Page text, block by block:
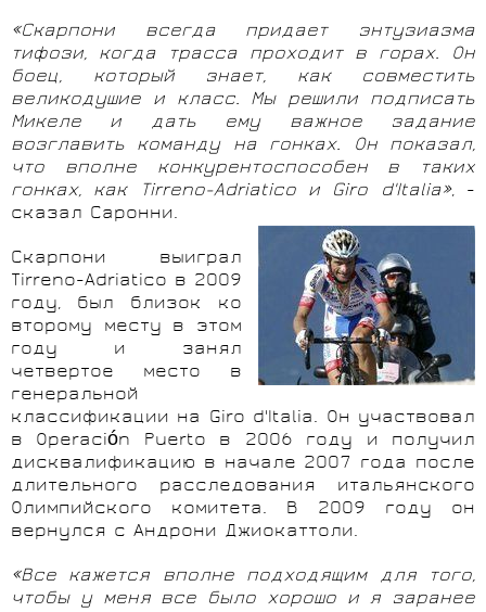
«Скарпони всегда придает энтузиазма
тифози, когда трасса проходит в горах. Он
боец, который знает, как совместить
великодушие и класс. Мы решили подписать
Микеле и дать ему важное задание
возглавить команду на гонках. Он показал,
что вполне конкурентоспособен в таких
гонках, как Tirreno-Adriatico и Giro d'Italia», -
сказал Саронни.
Скарпони выиграл
Tirreno-Adriatico в 2009
году, был близок ко
второму месту в этом
году и занял
четвертое место в
генеральной
классификации на Giro d'Italia. Он участвовал
в Operación Puerto в 2006 году и получил
дисквалификацию в начале 2007 года после
длительного расследования итальянского
Олимпийского комитета. В 2009 году он
вернулся с Андрони Джиокаттоли.
«Все кажется вполне подходящим для того,
чтобы у меня все было хорошо и я заранее